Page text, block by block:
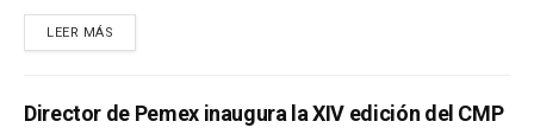
LEER MÁS
Director de Pemex inaugura la XIV edición del CMP